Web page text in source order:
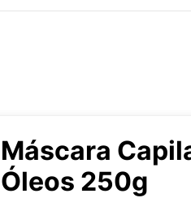
Máscara
Óleos 250g